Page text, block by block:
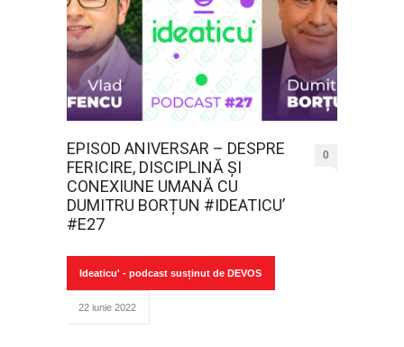
EPISOD ANIVERSAR – DESPRE
FERICIRE, DISCIPLINĂ ȘI
CONEXIUNE UMANĂ CU
DUMITRU BORȚUN #IDEATICU’
#E27
0
Ideaticu' - podcast susținut de DEVOS
22 iunie 2022